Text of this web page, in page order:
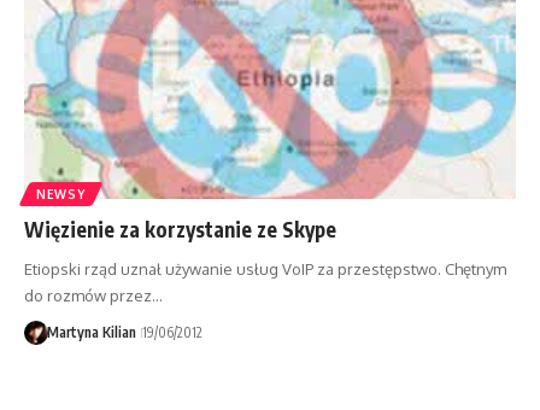
NEWSY
Więzienie za korzystanie ze Skype
Etiopski rząd uznał używanie usług VoIP za przestępstwo. Chętnym
do rozmów przez…
Martyna Kilian 19/06/2012